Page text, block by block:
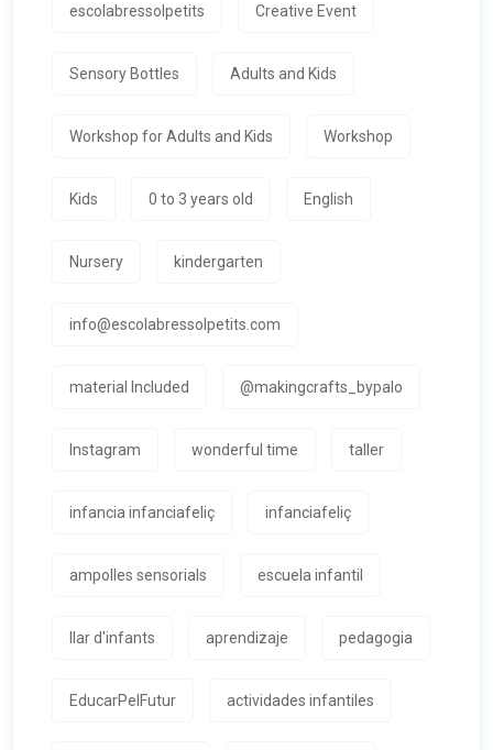
escolabressolpetits Creative Event
Sensory Bottles Adults and Kids
Workshop for Adults and Kids Workshop
Kids 0 to 3 years old English
Nursery kindergarten
info@escolabressolpetits.com
material Included @makingcrafts_bypalo
Instagram wonderful time taller
infancia infanciafeliç infanciafeliç
ampolles sensorials escuela infantil
llar d'infants aprendizaje pedagogia
EducarPelFutur actividades infantiles